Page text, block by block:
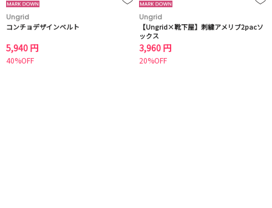
Ungrid
コンチョデザインベルト
5,940 円
40%OFF
Ungrid
【Ungrid×靴下屋】刺繍アメリブ2pacソ
ックス
3,960 円
20%OFF